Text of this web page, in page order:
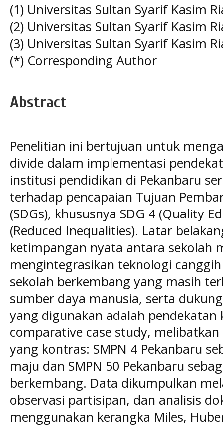
(1) Universitas Sultan Syarif Kasim
(2) Universitas Sultan Syarif Kasim
(3) Universitas Sultan Syarif Kasim
(*) Corresponding Author
Abstract
Penelitian ini bertujuan untuk
divide dalam implementasi
institusi pendidikan di Pekanbaru
terhadap pencapaian Tujuan
(SDGs), khususnya SDG 4 (Quality
(Reduced Inequalities). Latar
ketimpangan nyata antara sekolah
mengintegrasikan teknologi
sekolah berkembang yang masih
sumber daya manusia, serta
yang digunakan adalah
comparative case study,
yang kontras: SMPN 4 Pekanbaru
maju dan SMPN 50 Pekanbaru
berkembang. Data dikumpulkan
observasi partisipan, dan analisis
menggunakan kerangka Miles,